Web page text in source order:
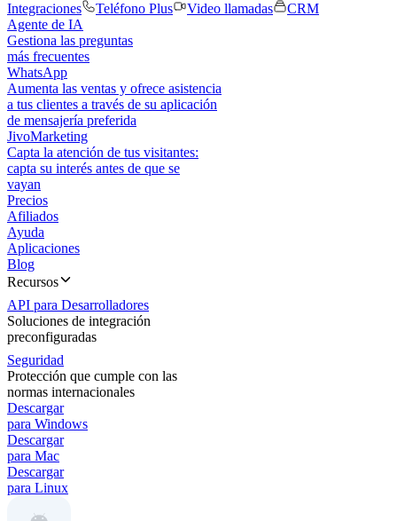
Integraciones
Teléfono Plus Video llamadas
CRM
Agente de IA
Gestiona las preguntas
más frecuentes
WhatsApp
Aumenta las ventas y ofrece asistencia
a tus clientes a través de su aplicación
de mensajería preferida
JivoMarketing
Capta la atención de tus visitantes:
capta su interés antes de que se
vayan
Precios
Afiliados
Ayuda
Aplicaciones
Blog
Recursos
API para Desarrolladores
Soluciones de integración
preconfiguradas
Seguridad
Protección que cumple con las
normas internacionales
Descargar
para Windows
Descargar
para Mac
Descargar
para Linux